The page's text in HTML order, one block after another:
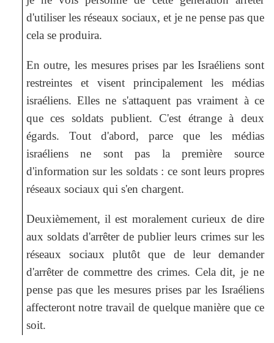
d'utiliser les réseaux sociaux, et je ne pense pas que
cela se produira.
En outre, les mesures prises par les Israéliens sont
restreintes et visent principalement les médias
israéliens. Elles ne s'attaquent pas vraiment à ce
que ces soldats publient. C'est étrange à deux
égards. Tout d'abord, parce que les médias
israéliens ne sont pas la première source
d'information sur les soldats : ce sont leurs propres
réseaux sociaux qui s'en chargent.
Deuxièmement, il est moralement curieux de dire
aux soldats d'arrêter de publier leurs crimes sur les
réseaux sociaux plutôt que de leur demander
d'arrêter de commettre des crimes. Cela dit, je ne
pense pas que les mesures prises par les Israéliens
affecteront notre travail de quelque manière que ce
soit.